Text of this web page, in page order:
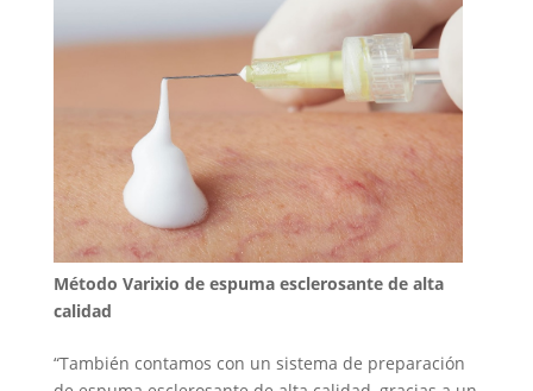
Método Varixio de espuma esclerosante de alta
calidad
“También contamos con un sistema de preparación